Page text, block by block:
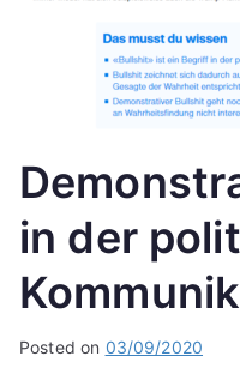
in der
Posted on 03/09/2020